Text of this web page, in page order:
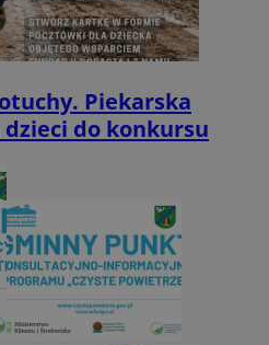
Piekarska
do konkursu